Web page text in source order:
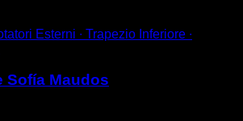
Esterni ∙ Trapezio Inferiore ∙
Sofía Maudos